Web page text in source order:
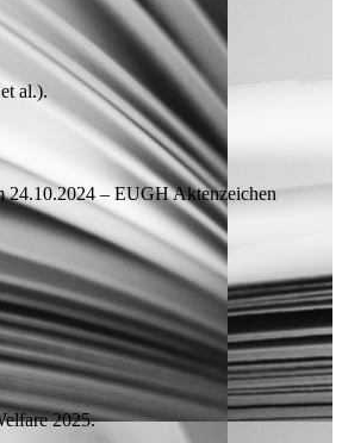
al.).
24.10.2024 – EUGH Aktenzeichen
2025.